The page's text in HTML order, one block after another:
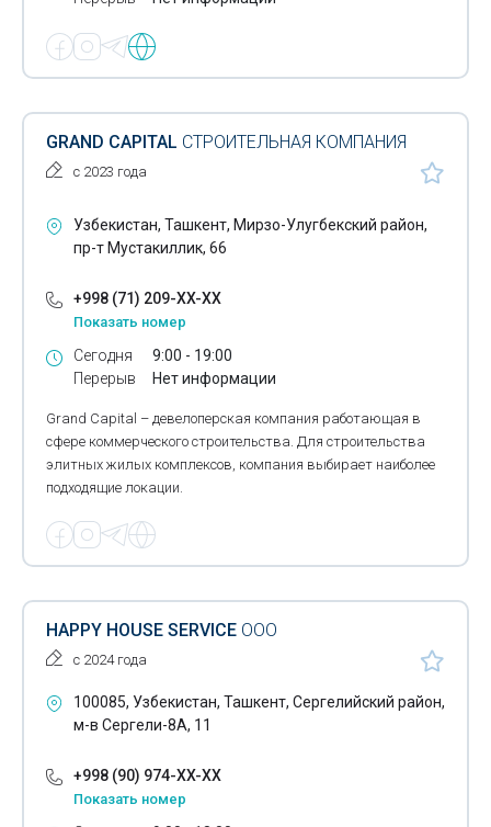
GRAND CAPITAL СТРОИТЕЛЬНАЯ КОМПАНИЯ
с 2023 года
Узбекистан, Ташкент, Мирзо-Улугбекский район,
пр-т Мустакиллик, 66
+998 (71) 209-XX-XX
Показать номер
Сегодня
Перерыв
9:00 - 19:00
Нет информации
Grand Capital – девелоперская компания работающая в
сфере коммерческого строительства. Для строительства
элитных жилых комплексов, компания выбирает наиболее
подходящие локации.
HAPPY HOUSE SERVICE ООО
с 2024 года
100085, Узбекистан, Ташкент, Сергелийский район,
м-в Сергели-8А, 11
+998 (90) 974-XX-XX
Показать номер